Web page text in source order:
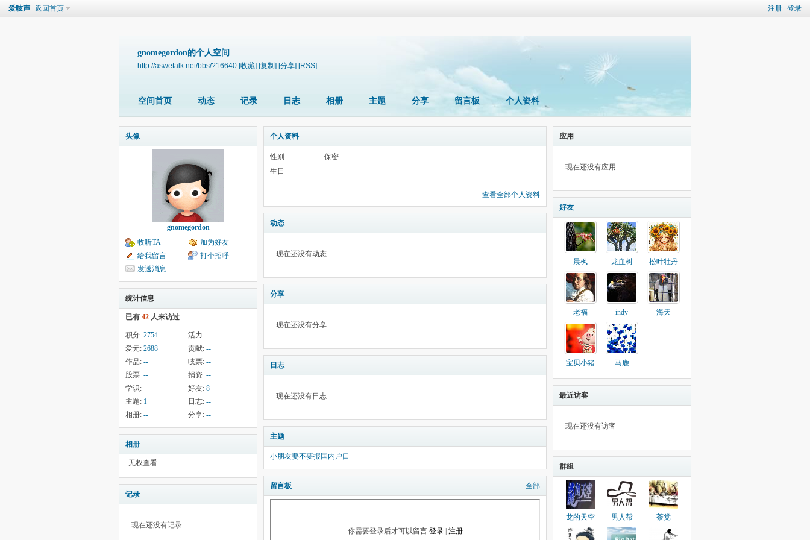
注册 登录
爱吱声 返回首页
gnomegordon的个人空间
http://aswetalk.net/bbs/?16640 [收藏] [复制] [分享] [RSS]
空间首页 动态 记录 日志 相册 主题 分享 留言板 个人资料
头像
gnomegordon
收听TA
加为好友
给我留言
打个招呼
发送消息
统计信息
已有 42 人来访过
积分: 2754 活力: --
爱元: 2688 贡献: --
作品: -- 吱票: --
股票: -- 捐资: --
学识: -- 好友: 8
主题: 1 日志: --
相册: -- 分享: --
相册
无权查看
记录
现在还没有记录
个人资料
性别
保密
生日
查看全部个人资料
动态
现在还没有动态
分享
现在还没有分享
日志
现在还没有日志
主题
小朋友要不要报国内户口
留言板 全部
你需要登录后才可以留言 登录| 注册
应用
现在还没有应用
好友
晨枫 龙血树 松叶牡丹
老福 indy 海天
宝贝小猪 马鹿
最近访客
现在还没有访客
群组
龙的天空 男人帮 茶党